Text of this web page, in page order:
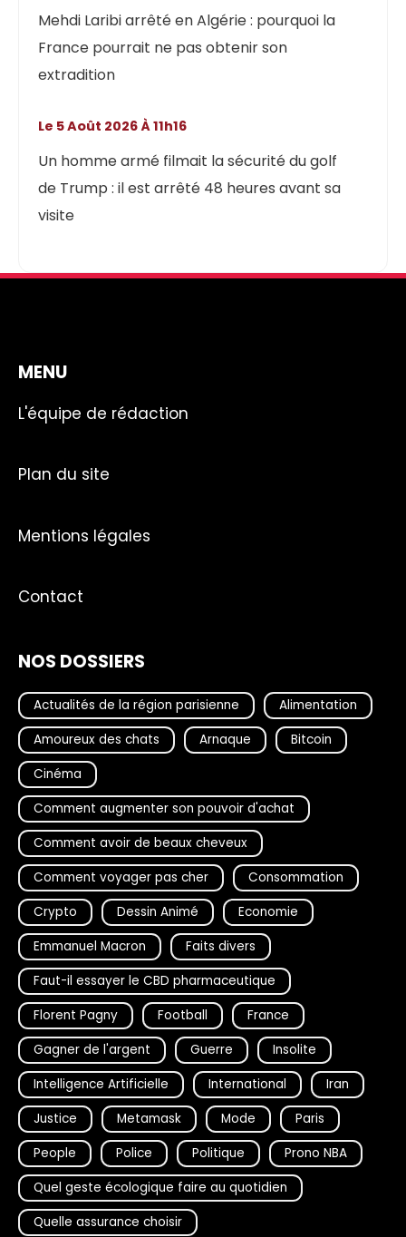
Mehdi Laribi arrêté en Algérie : pourquoi la
France pourrait ne pas obtenir son
extradition
Un homme armé filmait la sécurité du golf
de Trump : il est arrêté 48 heures avant sa
visite
Le 5 Août 2026 À 11h16
MENU
L'équipe de rédaction
Plan du site
Mentions légales
Contact
NOS DOSSIERS
Actualités de la région parisienne
Alimentation
Amoureux des chats
Arnaque
Bitcoin
Cinéma
Comment augmenter son pouvoir d'achat
Comment avoir de beaux cheveux
Comment voyager pas cher
Consommation
Crypto
Dessin Animé
Economie
Emmanuel Macron
Faits divers
Faut-il essayer le CBD pharmaceutique
Florent Pagny
Football
France
Gagner de l'argent
Guerre
Insolite
Intelligence Artificielle
International
Iran
Justice
Metamask Mode
Paris
People
Police Politique
Prono NBA
Quel geste écologique faire au quotidien
Quelle assurance choisir